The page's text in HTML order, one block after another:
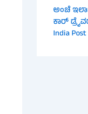
ಅಂಚೆ
ಕಾರ್
India